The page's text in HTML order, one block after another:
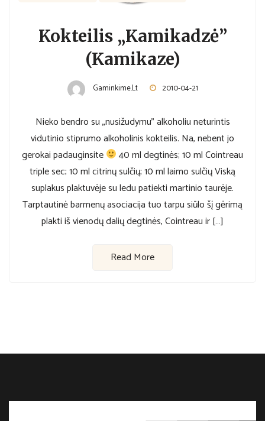
Kokteilis „Kamikadzė”
(Kamikaze)
Gaminkime.lt 2010-04-21
Nieko bendro su „nusižudymu” alkoholiu neturintis
vidutinio stiprumo alkoholinis kokteilis. Na, nebent jo
gerokai padauginsite
40 ml degtinės; 10 ml Cointreau
triple sec; 10 ml citrinų sulčių; 10 ml laimo sulčių Viską
suplakus plaktuvėje su ledu patiekti martinio taurėje.
Tarptautinė barmenų asociacija tuo tarpu siūlo šį gėrimą
plakti iš vienodų dalių degtinės, Cointreau ir […]
Read More